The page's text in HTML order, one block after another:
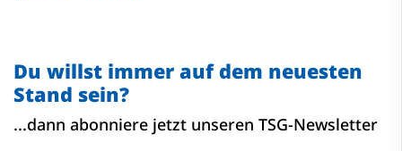
Du willst immer auf dem neuesten
Stand sein?
...dann abonniere jetzt unseren TSG-Newsletter